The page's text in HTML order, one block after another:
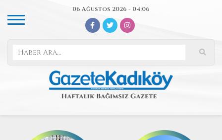
06 Ağustos 2026 - 04:06